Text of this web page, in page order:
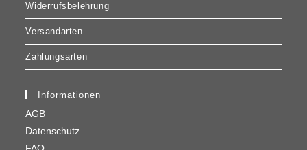
Widerrufsbelehrung
Versandarten
Zahlungsarten
Informationen
AGB
Datenschutz